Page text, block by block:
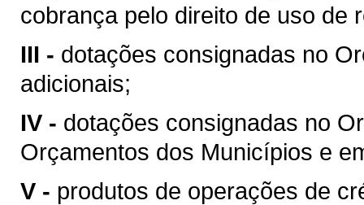
cobrança pelo direito de uso de
III - dotações consignadas no
adicionais;
IV - dotações consignadas no
Orçamentos dos Municípios e
V - produtos de operações de